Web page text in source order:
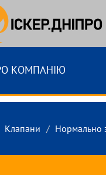
КОМПАНІЮ
Клапани Нормально